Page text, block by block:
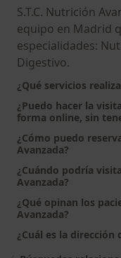
S.T.C. Nutrición
equipo en Madrid
especialidades:
Digestivo.
¿Qué servicios
¿Puedo hacer la
forma online, sin
¿Cómo puedo
Avanzada?
¿Cuándo podría
Avanzada?
¿Qué opinan los
Avanzada?
¿Cuál es la dirección